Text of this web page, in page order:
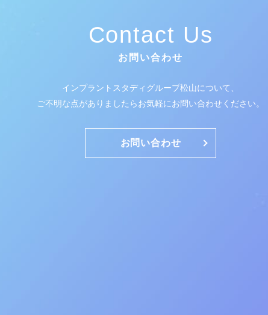
Contact Us
お問い合わせ
インプラントスタディグループ松山について、
ご不明な点がありましたらお気軽にお問い合わせください。
お問い合わせ